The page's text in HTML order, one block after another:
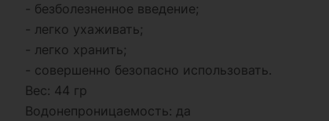
- безболезненное введение;
- легко ухаживать;
- легко хранить;
- совершенно безопасно использовать.
Вес: 44 гр
Водонепроницаемость: да